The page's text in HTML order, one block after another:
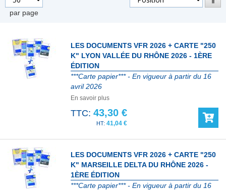
par page
LES DOCUMENTS VFR 2026 + CARTE "250
K" LYON VALLÉE DU RHÔNE 2026 - 1ÈRE
ÉDITION
***Carte papier*** - En vigueur à partir du 16
avril 2026
En savoir plus
TTC: 43,30 €
41,04 €
LES DOCUMENTS VFR 2026 + CARTE "250
K" MARSEILLE DELTA DU RHÔNE 2026 -
1ÈRE ÉDITION
***Carte papier*** - En vigueur à partir du 16